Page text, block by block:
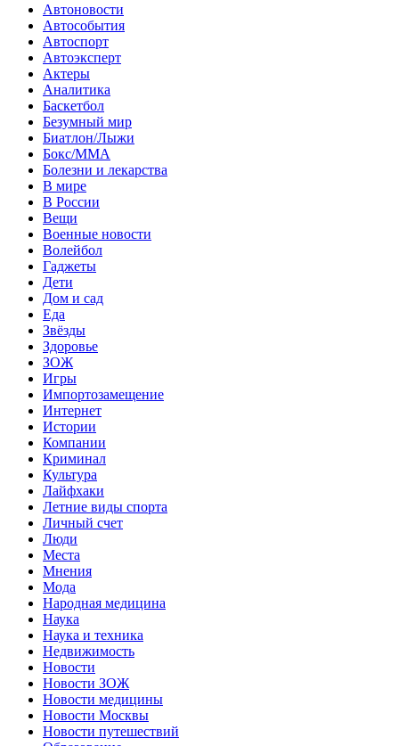
Автоновости
Автособытия
Автоспорт
Автоэксперт
Актеры
Аналитика
Баскетбол
Безумный мир
Биатлон/Лыжи
Бокс/MMA
Болезни и лекарства
В мире
В России
Вещи
Военные новости
Волейбол
Гаджеты
Дети
Дом и сад
Еда
Звёзды
Здоровье
ЗОЖ
Игры
Импортозамещение
Интернет
Истории
Компании
Криминал
Культура
Лайфхаки
Летние виды спорта
Личный счет
Люди
Места
Мнения
Мода
Народная медицина
Наука
Наука и техника
Недвижимость
Новости
Новости ЗОЖ
Новости медицины
Новости Москвы
Новости путешествий